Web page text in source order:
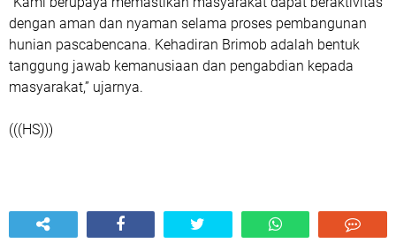
dengan aman dan nyaman selama proses pembangunan
hunian pascabencana. Kehadiran Brimob adalah bentuk
tanggung jawab kemanusiaan dan pengabdian kepada
masyarakat,” ujarnya.
(((HS)))